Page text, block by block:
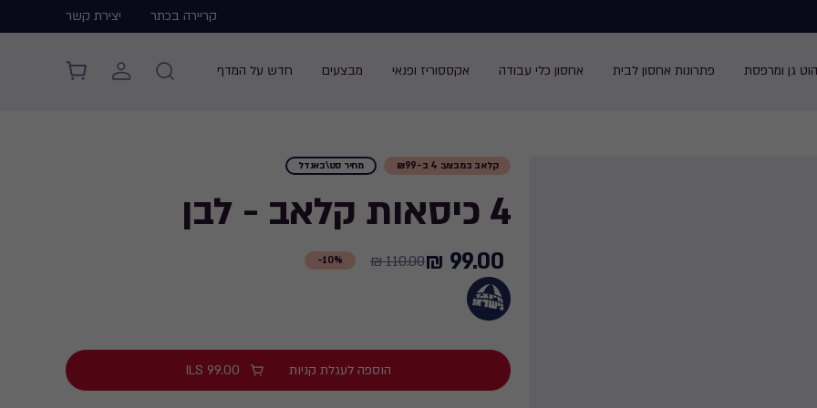
קריירה בכתר
יצירת קשר
גן ומרפסת פתרונות אחסון לבית אחסון כלי עבודה אקססוריז ופנאי מבצעים חדש על המדף
קלאב במבצע: 4 ב-₪99 מחיר סט\באנדל
4 כיסאות קלאב - לבן
Price
from
110.00
to
99.00
99.00 ₪
110.00 ₪
10%-
הוספה לעגלת קניות ILS 99.00